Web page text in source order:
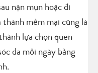
nặn mụn hoặc đi
mềm mại cũng là
lựa chọn quen
da mỗi ngày bằng